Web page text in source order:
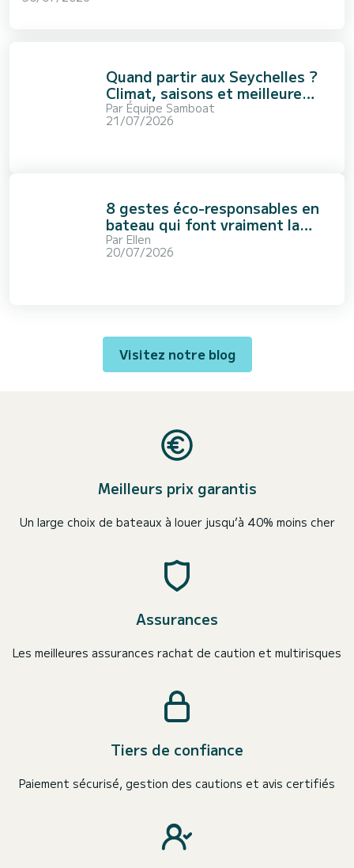
Quand partir aux Seychelles ?
Climat, saisons et meilleure
période
Par Équipe Samboat
21/07/2026
8 gestes éco-responsables en
bateau qui font vraiment la
différence
Par Ellen
20/07/2026
Visitez notre blog
Meilleurs prix garantis
Un large choix de bateaux à louer jusqu’à 40% moins cher
Assurances
Les meilleures assurances rachat de caution et multirisques
Tiers de confiance
Paiement sécurisé, gestion des cautions et avis certifiés